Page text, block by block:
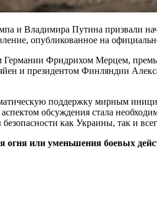
и Владимира Путина призвали
опубликованное на
Фридрихом Мерцем,
и президентом Финляндии
поддержку мирным
обсуждения стала
как Украины, так и
огня или уменьшения боевых